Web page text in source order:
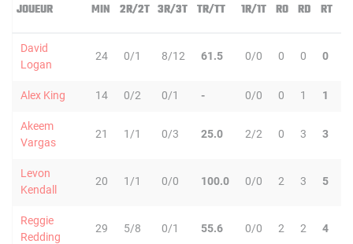
JOUEUR MIN 2R/2T 3R/3T TR/TT 1R/1T RO RD RT
David
Logan
24 0/1 8/12 61.5 0/0 0 0 0
Alex King 14 0/2 0/1 - 0/0 0 1 1
Akeem
Vargas
21 1/1 0/3 25.0 2/2 0 3 3
Levon
Kendall
20 1/1 0/0 100.0 0/0 2 3 5
Reggie
Redding
29 5/8 0/1 55.6 0/0 2 2 4